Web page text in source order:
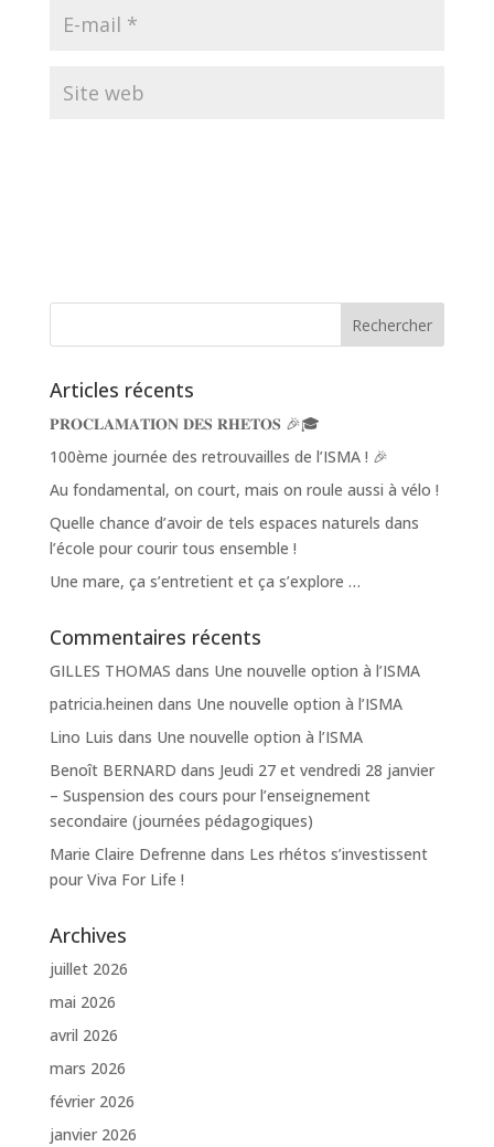
Articles récents
𝐏𝐑𝐎𝐂𝐋𝐀𝐌𝐀𝐓𝐈𝐎𝐍 𝐃𝐄𝐒 𝐑𝐇𝐄𝐓𝐎𝐒 🎉🎓
100ème journée des retrouvailles de l’ISMA ! 🎉
Au fondamental, on court, mais on roule aussi à vélo !
Quelle chance d’avoir de tels espaces naturels dans
l’école pour courir tous ensemble !
Une mare, ça s’entretient et ça s’explore …
Commentaires récents
GILLES THOMAS dans Une nouvelle option à l’ISMA
patricia.heinen dans Une nouvelle option à l’ISMA
Lino Luis dans Une nouvelle option à l’ISMA
Benoît BERNARD dans Jeudi 27 et vendredi 28 janvier
– Suspension des cours pour l’enseignement
secondaire (journées pédagogiques)
Marie Claire Defrenne dans Les rhétos s’investissent
pour Viva For Life !
Archives
juillet 2026
mai 2026
avril 2026
mars 2026
février 2026
janvier 2026